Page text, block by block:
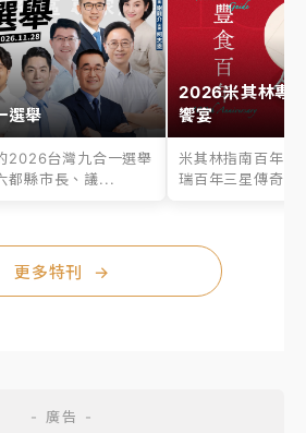
選舉
2026台灣九合一選舉
都縣市長、議...
2026米其林專
饗宴
米其林指南百年之
瑞百年三星傳奇、
更多特刊 →